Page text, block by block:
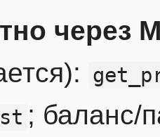
через
; баланс/